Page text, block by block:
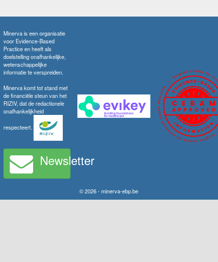
Minerva is een organisatie
voor Evidence-Based
Practice en heeft als
doelstelling onafhankelijke,
wetenschappelijke
informatie te verspreiden.
Minerva komt tot stand met
de financiële steun van het
RIZIV, dat de redactionele
onafhankelijkheid
respecteert.
Newsletter
© 2026 - minerva-ebp.be